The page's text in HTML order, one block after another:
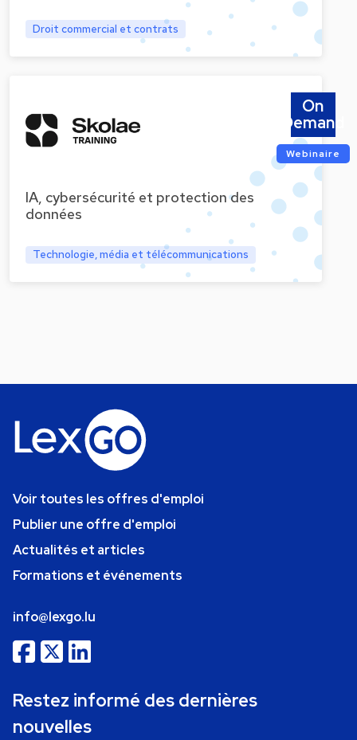
Droit commercial et contrats
IA, cybersécurité et protection des
données
Technologie, média et télécommunications
On
Demand
Webinaire
Voir toutes les offres d'emploi
Publier une offre d'emploi
Actualités et articles
Formations et événements
info@lexgo.lu
Restez informé des dernières
nouvelles